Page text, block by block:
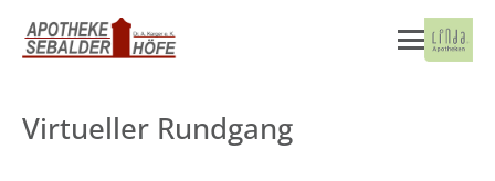
Virtueller Rundgang